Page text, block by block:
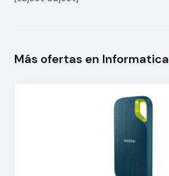
Más ofertas en Informatica